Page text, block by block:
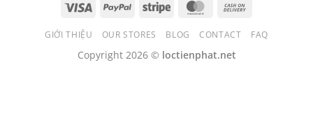
GIỚI THIỆU OUR STORES BLOG CONTACT FAQ
Copyright 2026 © loctienphat.net